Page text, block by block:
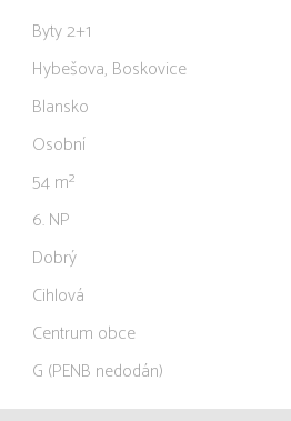
Byty 2+1
Hybešova, Boskovice
Blansko
Osobní
54 m²
6. NP
Dobrý
Cihlová
Centrum obce
G (PENB nedodán)